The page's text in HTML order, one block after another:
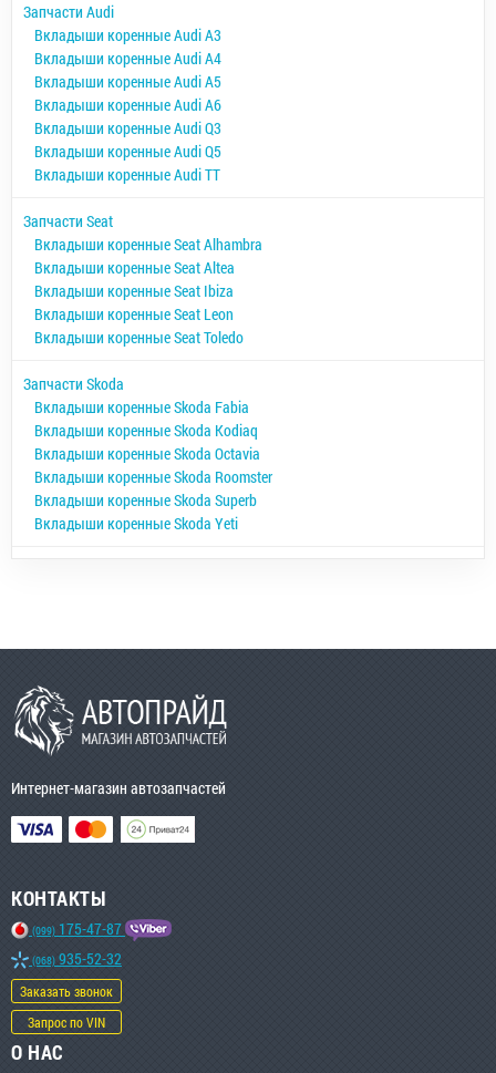
Запчасти Audi
Вкладыши коренные Audi A3
Вкладыши коренные Audi A4
Вкладыши коренные Audi A5
Вкладыши коренные Audi A6
Вкладыши коренные Audi Q3
Вкладыши коренные Audi Q5
Вкладыши коренные Audi TT
Запчасти Seat
Вкладыши коренные Seat Alhambra
Вкладыши коренные Seat Altea
Вкладыши коренные Seat Ibiza
Вкладыши коренные Seat Leon
Вкладыши коренные Seat Toledo
Запчасти Skoda
Вкладыши коренные Skoda Fabia
Вкладыши коренные Skoda Kodiaq
Вкладыши коренные Skoda Octavia
Вкладыши коренные Skoda Roomster
Вкладыши коренные Skoda Superb
Вкладыши коренные Skoda Yeti
Интернет-магазин автозапчастей
КОНТАКТЫ
(099) 175-47-87
(068) 935-52-32
Заказать звонок
Запрос по VIN
О НАС